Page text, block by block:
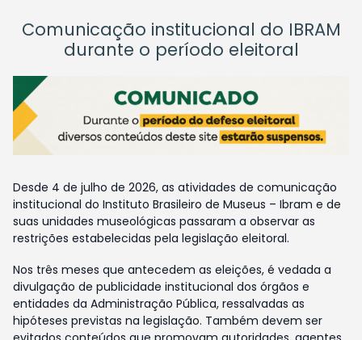
Comunicação institucional do IBRAM
durante o período eleitoral
Desde 4 de julho de 2026, as atividades de comunicação
institucional do Instituto Brasileiro de Museus – Ibram e de
suas unidades museológicas passaram a observar as
restrições estabelecidas pela legislação eleitoral.
Nos três meses que antecedem as eleições, é vedada a
divulgação de publicidade institucional dos órgãos e
entidades da Administração Pública, ressalvadas as
hipóteses previstas na legislação. Também devem ser